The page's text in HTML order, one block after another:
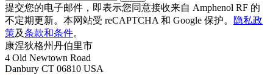
提交您的电子邮件，即表示您同意接收来自 Amphenol RF 的
不定期更新。本网站受 reCAPTCHA 和 Google 保护。
隐私政
策及条款和条件。
康涅狄格州丹伯里市
4 Old Newtown Road
Danbury CT 06810 USA